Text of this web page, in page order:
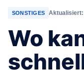
SONSTIGES Aktualisiert:
Wo